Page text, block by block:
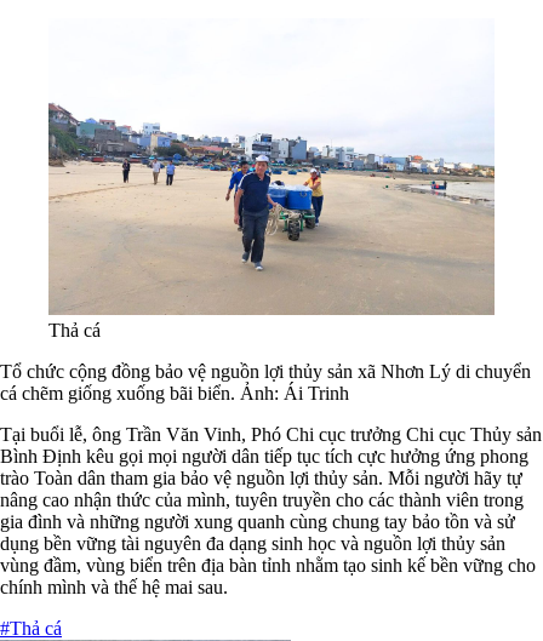
Thả cá
Tổ chức cộng đồng bảo vệ nguồn lợi thủy sản xã Nhơn Lý di chuyển
cá chẽm giống xuống bãi biển. Ảnh: Ái Trinh
Tại buổi lễ, ông Trần Văn Vinh, Phó Chi cục trưởng Chi cục Thủy sản
Bình Định kêu gọi mọi người dân tiếp tục tích cực hưởng ứng phong
trào Toàn dân tham gia bảo vệ nguồn lợi thủy sản. Mỗi người hãy tự
nâng cao nhận thức của mình, tuyên truyền cho các thành viên trong
gia đình và những người xung quanh cùng chung tay bảo tồn và sử
dụng bền vững tài nguyên đa dạng sinh học và nguồn lợi thủy sản
vùng đầm, vùng biển trên địa bàn tỉnh nhằm tạo sinh kế bền vững cho
chính mình và thế hệ mai sau.
#Thả cá